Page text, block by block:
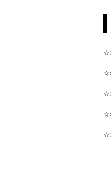
☆
☆
☆
☆
☆